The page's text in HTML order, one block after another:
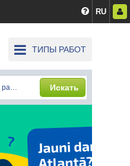
RU
ТИПЫ РАБОТ
Искать